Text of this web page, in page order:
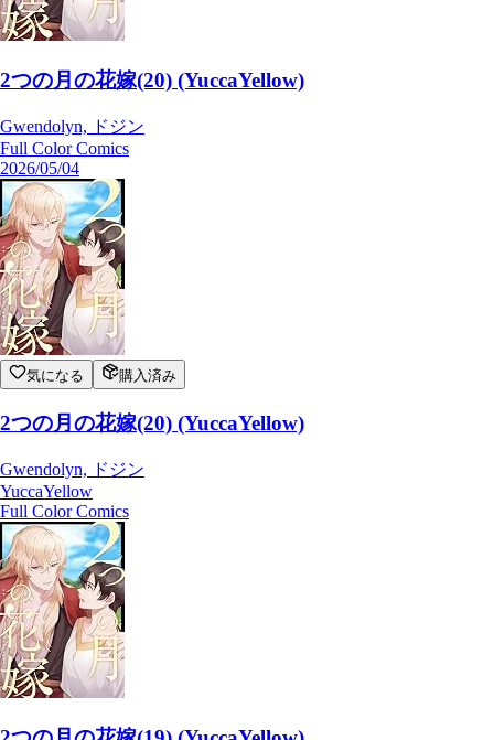
2つの月の花嫁(20) (YuccaYellow)
Gwendolyn, ドジン
Full Color Comics
2026/05/04
気になる 購入済み
2つの月の花嫁(20) (YuccaYellow)
Gwendolyn, ドジン
YuccaYellow
Full Color Comics